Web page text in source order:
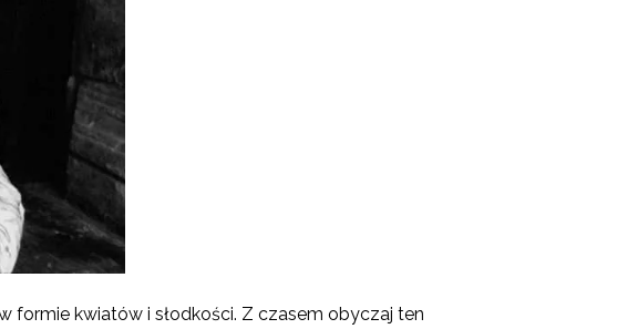
kwiatów i słodkości. Z czasem obyczaj ten